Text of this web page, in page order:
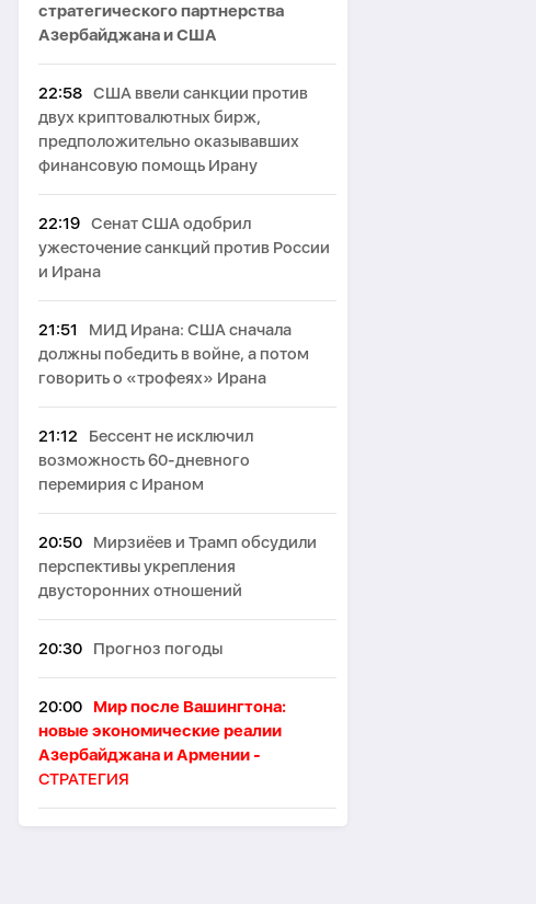
стратегического партнерства
Азербайджана и США
22:58 США ввели санкции против
двух криптовалютных бирж,
предположительно оказывавших
финансовую помощь Ирану
22:19 Сенат США одобрил
ужесточение санкций против России
и Ирана
21:51
МИД Ирана: США сначала
должны победить в войне, а потом
говорить о «трофеях» Ирана
21:12
Бессент не исключил
возможность 60-дневного
перемирия с Ираном
20:50
Мирзиёев и Трамп обсудили
перспективы укрепления
двусторонних отношений
20:30 Прогноз погоды
20:00
Мир после Вашингтона:
новые экономические реалии
Азербайджана и Армении -
СТРАТЕГИЯ